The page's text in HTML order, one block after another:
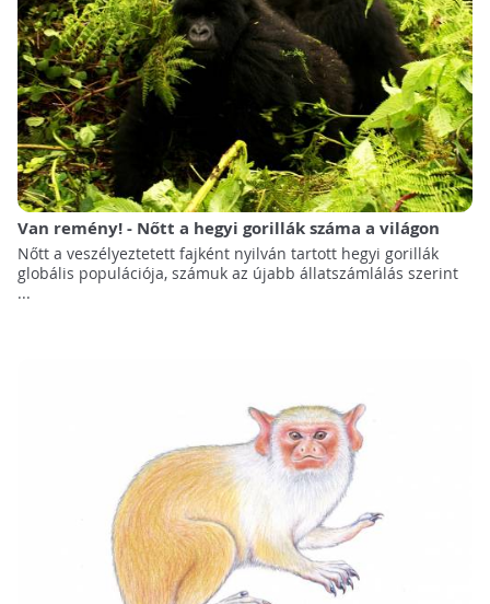
Van remény! - Nőtt a hegyi gorillák száma a világon
Nőtt a veszélyeztetett fajként nyilván tartott hegyi gorillák
globális populációja, számuk az újabb állatszámlálás szerint
...